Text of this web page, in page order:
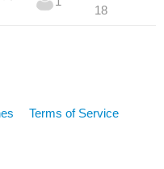
18
Terms of Service